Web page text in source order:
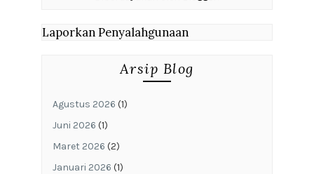
Laporkan Penyalahgunaan
Arsip Blog
Agustus 2026 (1)
Juni 2026 (1)
Maret 2026 (2)
Januari 2026 (1)